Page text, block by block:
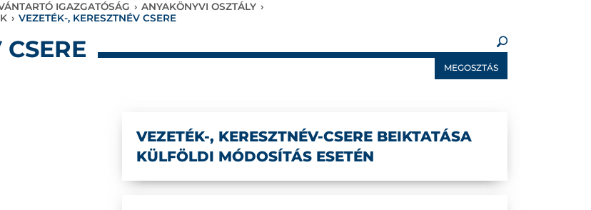
IGAZGATÓSÁG › ANYAKÖNYVI OSZTÁLY ›
› VEZETÉK-, KERESZTNÉV CSERE
MEGOSZTÁS
VEZETÉK-, KERESZTNÉV-CSERE BEIKTATÁSA
KÜLFÖLDI MÓDOSÍTÁS ESETÉN